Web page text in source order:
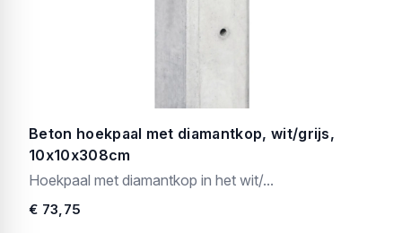
Beton hoekpaal met diamantkop, wit/grijs,
10x10x308cm
Hoekpaal met diamantkop in het wit/...
€ 73,75